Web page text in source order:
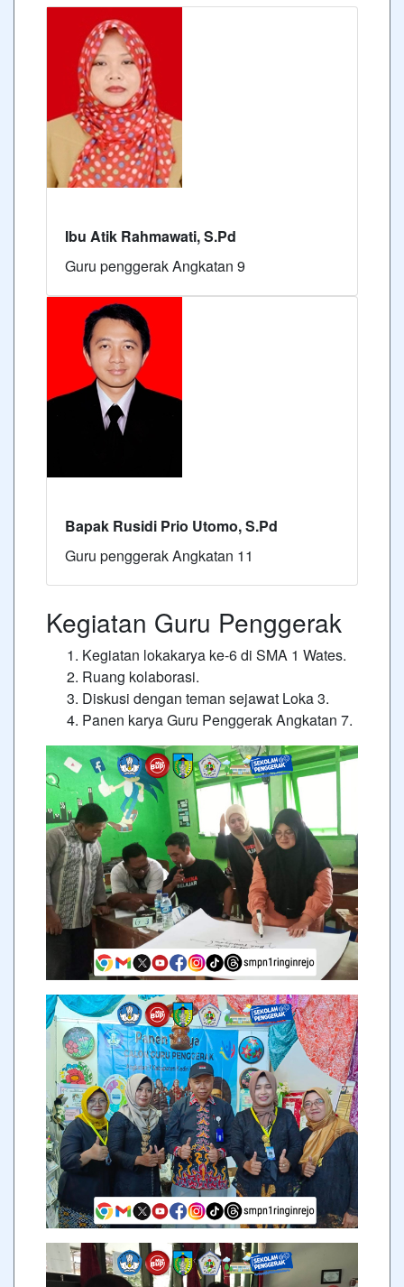
Ibu Atik Rahmawati, S.Pd
Guru penggerak Angkatan 9
Bapak Rusidi Prio Utomo, S.Pd
Guru penggerak Angkatan 11
Kegiatan Guru Penggerak
Kegiatan lokakarya ke-6 di SMA 1 Wates.
Ruang kolaborasi.
Diskusi dengan teman sejawat Loka 3.
Panen karya Guru Penggerak Angkatan 7.